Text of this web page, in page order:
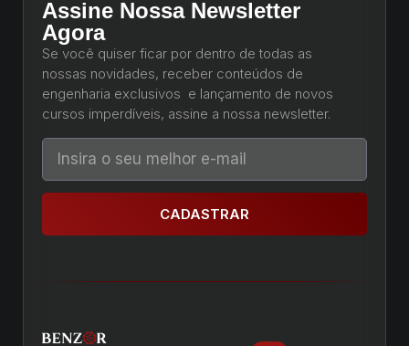
Assine Nossa Newsletter
Agora
Se você quiser ficar por dentro de todas as
nossas novidades, receber conteúdos de
engenharia exclusivos e lançamento de novos
cursos imperdíveis, assine a nossa newsletter.
CADASTRAR